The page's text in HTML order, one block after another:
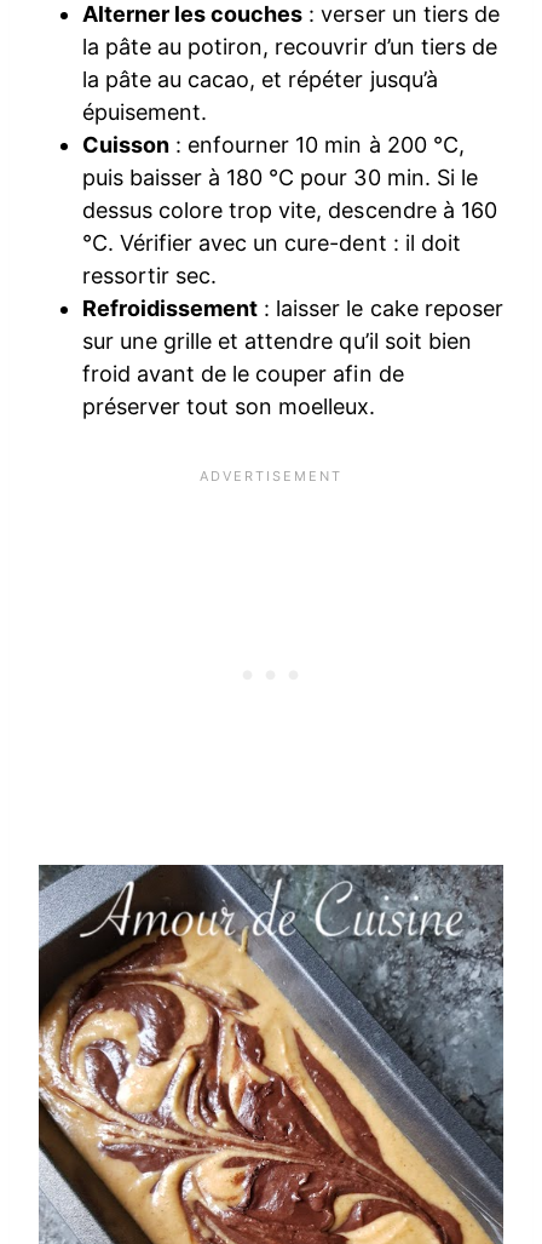
Alterner les couches : verser un tiers de
la pâte au potiron, recouvrir d’un tiers de
la pâte au cacao, et répéter jusqu’à
épuisement.
Cuisson : enfourner 10 min à 200 °C,
puis baisser à 180 °C pour 30 min. Si le
dessus colore trop vite, descendre à 160
°C. Vérifier avec un cure-dent : il doit
ressortir sec.
Refroidissement : laisser le cake reposer
sur une grille et attendre qu’il soit bien
froid avant de le couper afin de
préserver tout son moelleux.